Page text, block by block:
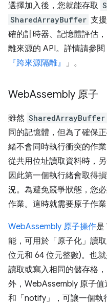
選擇加入後，您就能存取
SharedArrayBuffer 支
確的計時器、記憶體評估
離來源的 API。詳情請參閱
『跨來源隔離』 」。
WebAssembly 原子
雖然 SharedArrayBuffer
同的記憶體，但為了確保
緒不會同時執行衝突的作
從共用位址讀取資料時，
因此第一個執行緒會取得
況。為避免競爭狀態，您
作業。這時就需要原子作業
WebAssembly 原子操作是
能，可用於「原子化」讀
位元和 64 位元整數)。也
讀取或寫入相同的儲存格
外，WebAssembly 原子值
和「notify」，可讓一個執